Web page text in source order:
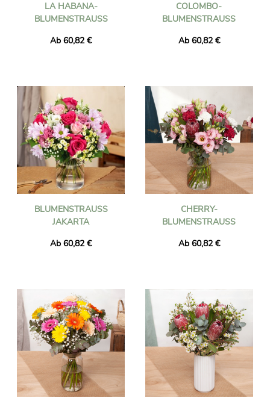
LA HABANA-
BLUMENSTRAUSS
Ab 60,82 €
COLOMBO-
BLUMENSTRAUSS
Ab 60,82 €
BLUMENSTRAUSS J
AKARTA
Ab 60,82 €
CHERRY-
BLUMENSTRAUSS
Ab 60,82 €